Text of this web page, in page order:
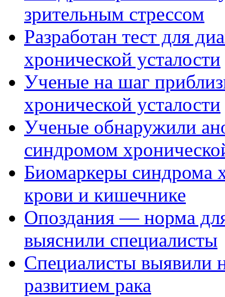
зрительным стрессом
Разработан тест для
хронической усталости
Ученые на шаг
хронической усталости
Ученые обнаружили
синдромом
Биомаркеры синдрома
крови и кишечнике
Опоздания — норма
выяснили специалисты
Специалисты выявили
развитием рака